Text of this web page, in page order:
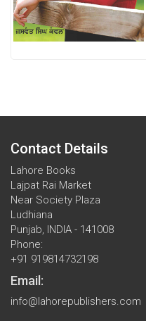
Contact Details
Lahore Books
Lajpat Rai Market
Near Society Plaza
Ludhiana
Punjab, INDIA - 141008
Phone:
+91 919814732198
Email:
info@lahorepublishers.com